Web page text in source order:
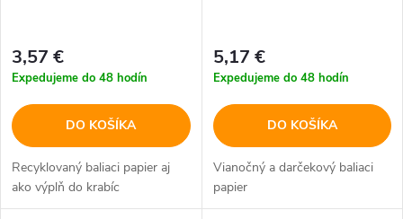
3,57 €
Expedujeme do 48 hodín
DO KOŠÍKA
Recyklovaný baliaci papier aj
ako výplň do krabíc
5,17 €
Expedujeme do 48 hodín
DO KOŠÍKA
Vianočný a darčekový baliaci
papier